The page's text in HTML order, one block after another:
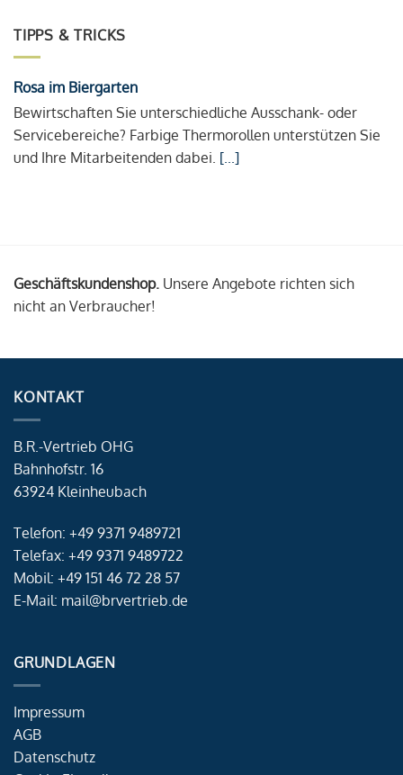
TIPPS & TRICKS
Rosa im Biergarten
Bewirtschaften Sie unterschiedliche Ausschank- oder
Servicebereiche? Farbige Thermorollen unterstützen Sie
und Ihre Mitarbeitenden dabei. [...]
Geschäftskundenshop. Unsere Angebote richten sich
nicht an Verbraucher!
KONTAKT
B.R.-Vertrieb OHG
Bahnhofstr. 16
63924 Kleinheubach
Telefon: +49 9371 9489721
Telefax: +49 9371 9489722
Mobil: +49 151 46 72 28 57
E-Mail: mail@brvertrieb.de
GRUNDLAGEN
Impressum
AGB
Datenschutz